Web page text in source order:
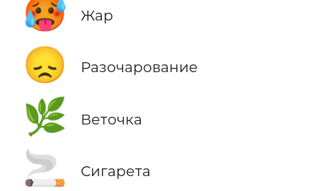
🥵 Жар
😞 Разочарование
🌿 Веточка
🚬 Сигарета